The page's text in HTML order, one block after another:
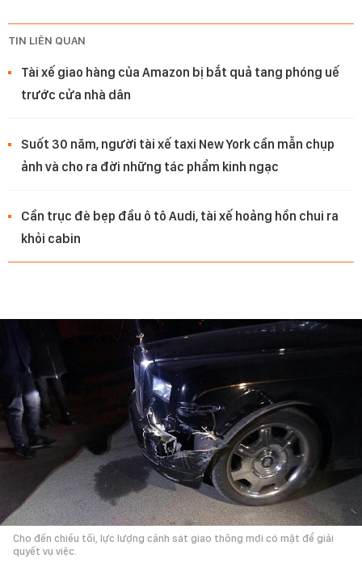
TIN LIÊN QUAN
Tài xế giao hàng của Amazon bị bắt quả tang phóng uế
trước cửa nhà dân
Suốt 30 năm, người tài xế taxi New York cần mẫn chụp
ảnh và cho ra đời những tác phẩm kinh ngạc
Cần trục đè bẹp đầu ô tô Audi, tài xế hoảng hồn chui ra
khỏi cabin
Cho đến chiều tối, lực lượng cảnh sát giao thông mới có mặt để giải
quyết vụ việc.